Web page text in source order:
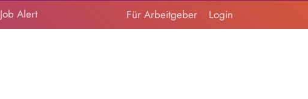
Job Alert Für Arbeitgeber Login